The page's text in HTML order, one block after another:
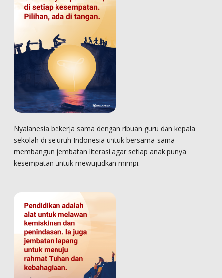
Nyalanesia bekerja sama dengan ribuan guru dan kepala
sekolah di seluruh Indonesia untuk bersama-sama
membangun jembatan literasi agar setiap anak punya
kesempatan untuk mewujudkan mimpi.